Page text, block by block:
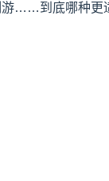
……到底哪种更